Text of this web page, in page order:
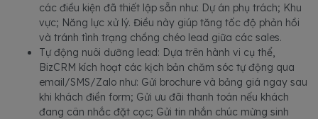
các điều kiện đã thiết lập sẵn như: Dự án phụ trách; Khu
vực; Năng lực xử lý. Điều này giúp tăng tốc độ phản hồi
và tránh tình trạng chồng chéo lead giữa các sales.
Tự động nuôi dưỡng lead: Dựa trên hành vi cụ thể,
BizCRM kích hoạt các kịch bản chăm sóc tự động qua
email/SMS/Zalo như: Gửi brochure và bảng giá ngay sau
khi khách điền form; Gửi ưu đãi thanh toán nếu khách
đang cân nhắc đặt cọc; Gửi tin nhắn chúc mừng sinh